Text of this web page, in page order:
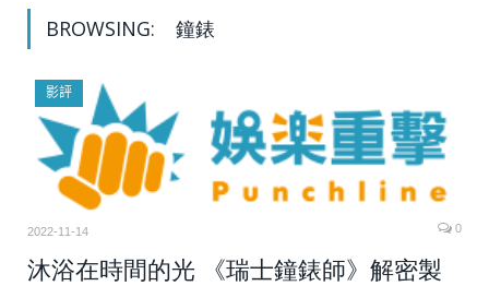
BROWSING: 鐘錶
影評
2022-11-14 0
沐浴在時間的光 《瑞士鐘錶師》解密製